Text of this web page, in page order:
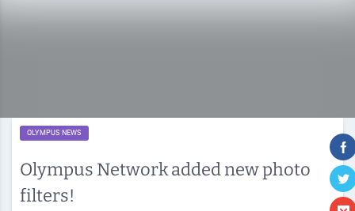
OLYMPUS NEWS
Olympus Network added new photo
filters!